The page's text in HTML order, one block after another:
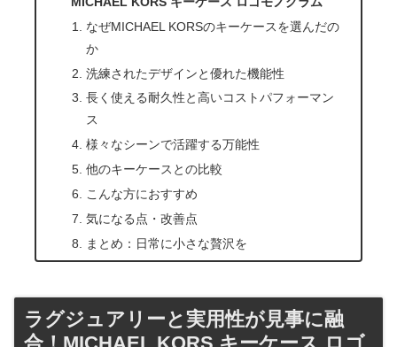
なぜMICHAEL KORSのキーケースを選んだの
か
洗練されたデザインと優れた機能性
長く使える耐久性と高いコストパフォーマン
ス
様々なシーンで活躍する万能性
他のキーケースとの比較
こんな方におすすめ
気になる点・改善点
まとめ：日常に小さな贅沢を
ラグジュアリーと実用性が見事に融